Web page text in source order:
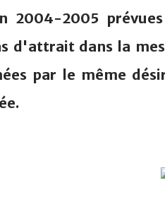
2004-2005
d'attrait dans la
par le même